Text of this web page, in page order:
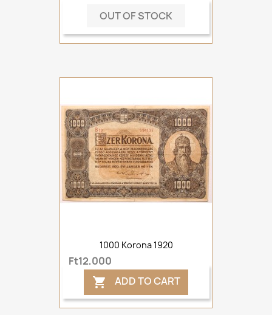
OUT OF STOCK
1000 Korona 1920
Ft12,000
 ADD TO CART